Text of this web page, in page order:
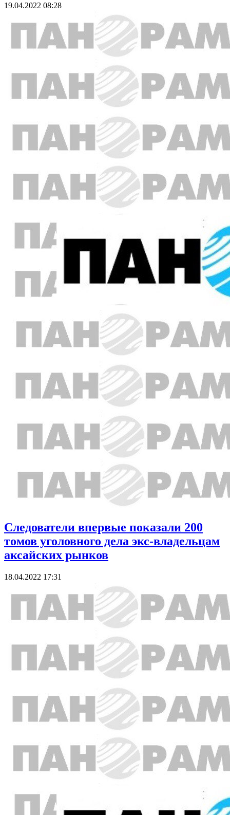
19.04.2022 08:28
Следователи впервые показали 200
томов уголовного дела экс-владельцам
аксайских рынков
18.04.2022 17:31